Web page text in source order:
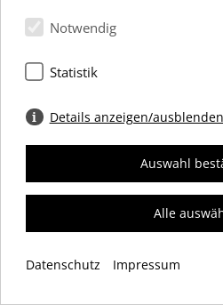
+49 (0) 30 66 69 12 27
Notwendig
Statistik
Details anzeigen/ausblenden
Auswahl
Alle
Datenschutz Impressum